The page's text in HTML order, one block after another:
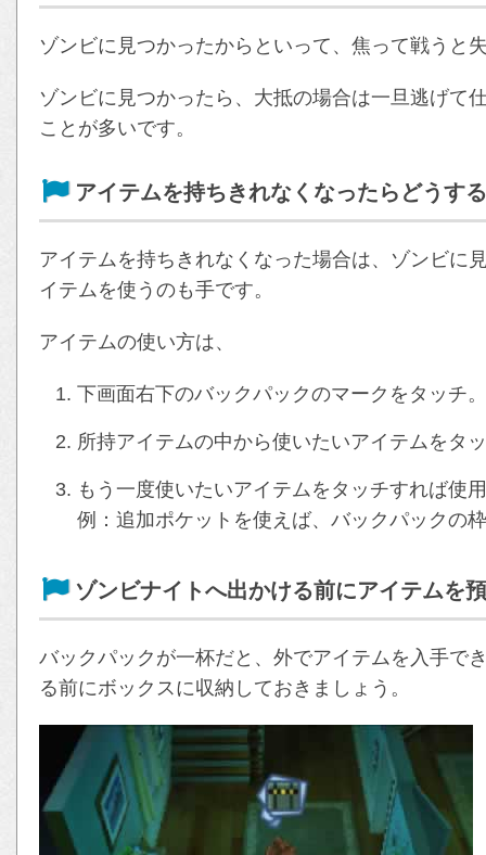
ゾンビに見つかったからといって、焦って戦うと
ゾンビに見つかったら、大抵の場合は一旦逃げて
ことが多いです。
アイテムを持ちきれなくなったらどうす
アイテムを持ちきれなくなった場合は、ゾンビに
イテムを使うのも手です。
アイテムの使い方は、
下画面右下のバックパックのマークをタッチ。
所持アイテムの中から使いたいアイテムをタ
もう一度使いたいアイテムをタッチすれば使
例：追加ポケットを使えば、バックパックの
ゾンビナイトへ出かける前にアイテムを
バックパックが一杯だと、外でアイテムを入手で
る前にボックスに収納しておきましょう。